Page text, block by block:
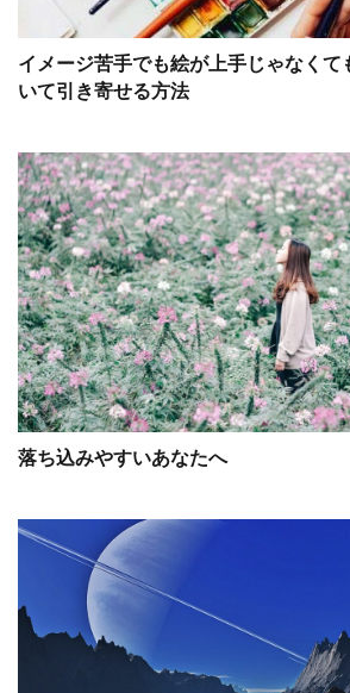
イメージ苦手でも絵が上手じゃなくて
いて引き寄せる方法
落ち込みやすいあなたへ